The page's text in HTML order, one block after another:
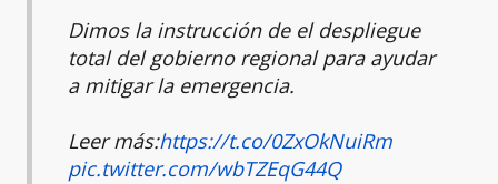
Dimos la instrucción de el despliegue
total del gobierno regional para ayudar
a mitigar la emergencia.
Leer más:https://t.co/0ZxOkNuiRm
pic.twitter.com/wbTZEqG44Q